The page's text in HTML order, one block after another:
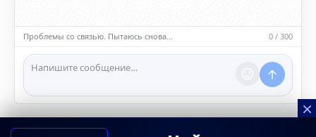
насилию.
ℹ️ Модераторы и администраторы вправе удалять
сообщения и ограничивать доступ к чату при
нарушении правил.
Проблемы со связью. Пытаюсь снова… 0 / 300
×